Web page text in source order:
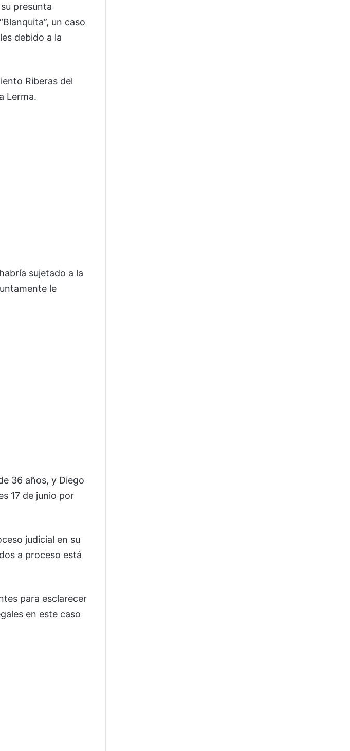
presunta
un caso
debido a la
Riberas del
Lerma.
sujetado a la
le
36 años, y Diego
17 de junio por
judicial en su
a proceso está
para esclarecer
en este caso